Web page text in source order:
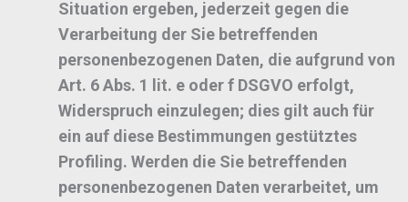
Situation ergeben, jederzeit gegen die
Verarbeitung der Sie betreffenden
personenbezogenen Daten, die aufgrund von
Art. 6 Abs. 1 lit. e oder f DSGVO erfolgt,
Widerspruch einzulegen; dies gilt auch für
ein auf diese Bestimmungen gestütztes
Profiling. Werden die Sie betreffenden
personenbezogenen Daten verarbeitet, um